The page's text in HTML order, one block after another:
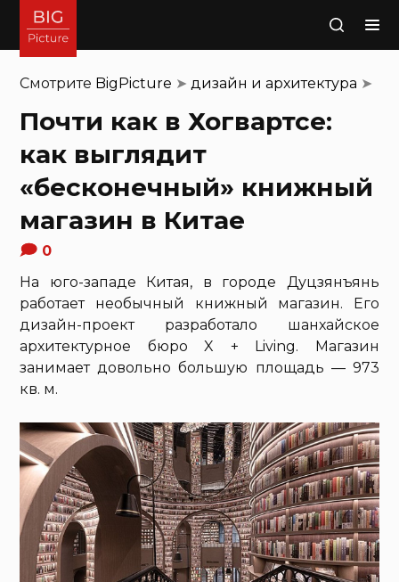
Поиск
Смотрите BigPicture ➤дизайн и архитектура ➤
Почти как в Хогвартсе:
как выглядит
«бесконечный» книжный
магазин в Китае
0
На юго-западе Китая, в городе Дуцзянъянь
работает необычный книжный магазин. Его
дизайн-проект разработало шанхайское
архитектурное бюро X + Living. Магазин
занимает довольно большую площадь — 973
кв. м.